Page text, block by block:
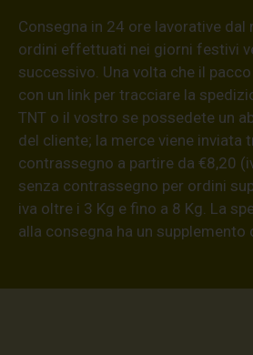
Consegna in 24 ore lavorative dal
ordini effettuati nei giorni festivi
successivo. Una volta che il
con un link per tracciare la
TNT o il vostro se possedete un
del cliente; la merce viene inviata
contrassegno a partire da €8,20
senza contrassegno per ordini
iva oltre i 3 Kg e fino a 8 Kg. La
alla consegna ha un supplemento